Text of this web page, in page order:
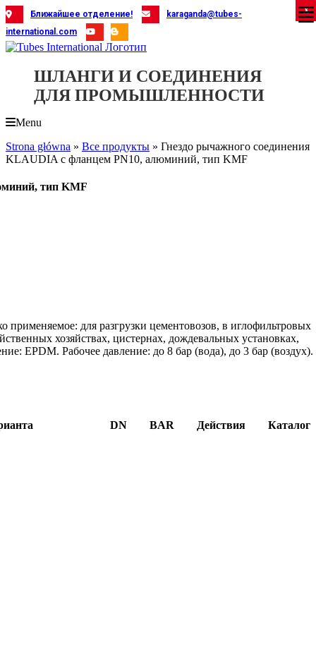
Skip
to
content
Ближайшее отделение!
karaganda@tubes-
international.com
ШЛАНГИ И СОЕДИНЕНИЯ
ДЛЯ ПРОМЫШЛЕННОСТИ
Menu
Strona główna » Все продукты » Гнездо рычажного соединения
KLAUDIA с фланцем PN10, алюминий, тип KMF
тип KMF
для разгрузки цементовозов, в иглофильтровых
хозяйствах, цистернах, дождевальных установках,
EPDM. Рабочее давление: до 8 бар (вода), до 3 бар (воздух).
DN BAR Действия Каталог
X
X
X
X
X
X
X
X
X
X
X
X
X
X
X
X
X
X
X